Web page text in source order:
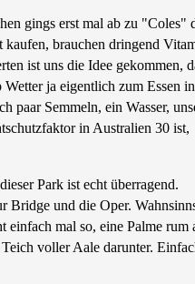
gings erst mal ab zu "Coles"
kaufen, brauchen dringend
ist uns die Idee gekommen,
ja eigentlich zum Essen in
paar Semmeln, ein Wasser,
in Australien 30 ist,
Park ist echt überragend.
Bridge und die Oper.
mal so, eine Palme rum
voller Aale darunter.